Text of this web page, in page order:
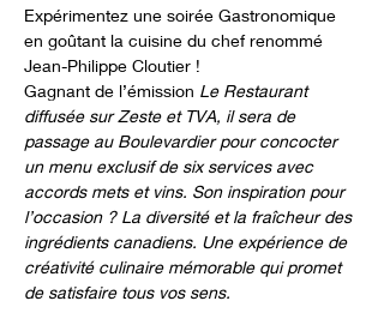
Expérimentez une soirée Gastronomique
en goûtant la cuisine du chef renommé
Jean-Philippe Cloutier !
Gagnant de l’émission Le Restaurant
diffusée sur Zeste et TVA, il sera de
passage au Boulevardier pour concocter
un menu exclusif de six services avec
accords mets et vins. Son inspiration pour
l’occasion ? La diversité et la fraîcheur des
ingrédients canadiens. Une expérience de
créativité culinaire mémorable qui promet
de satisfaire tous vos sens.